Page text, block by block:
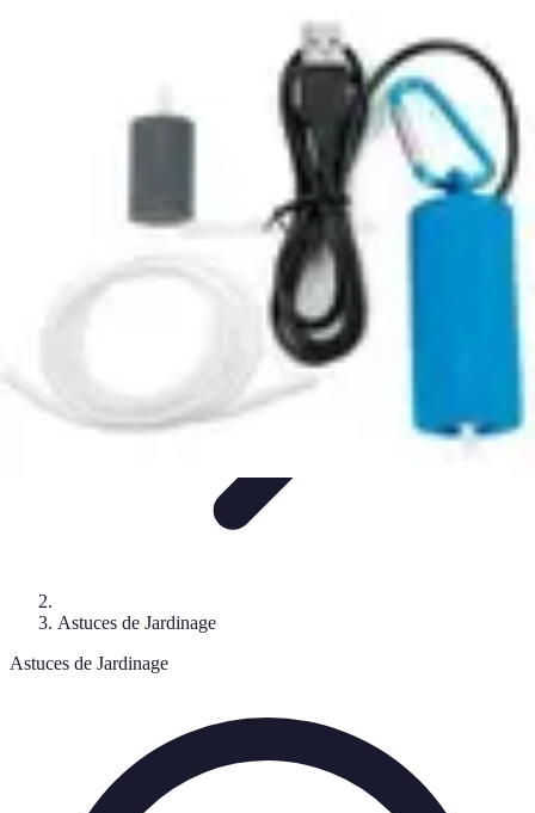
Entretien des Plantes
Santé du
Conseils Pratiques
Conseils Jardinage
Astuces de Jardinage
Astuces de Jardinage